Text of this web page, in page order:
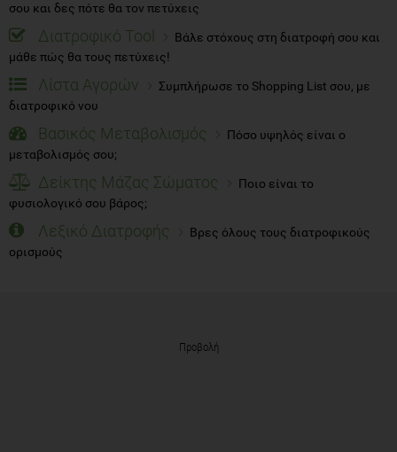
σου και δες πότε θα τον πετύχεις
Διατροφικό Tool
Βάλε στόχους στη διατροφή σου και
μάθε πώς θα τους πετύχεις!
Λίστα Αγορών
Συμπλήρωσε το Shopping List σου, με
διατροφικό νου
Βασικός Μεταβολισμός
Πόσο υψηλός είναι ο
μεταβολισμός σου;
Δείκτης Μάζας Σώματος
Ποιο είναι το
φυσιολογικό σου βάρος;
Λεξικό Διατροφής
Βρες όλους τους διατροφικούς
ορισμούς
Προβολή